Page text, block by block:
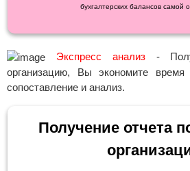
бухгалтерских балансов самой
Экспресс анализ-
организацию, Вы экономите
сопоставление и анализ.
Получение отчета